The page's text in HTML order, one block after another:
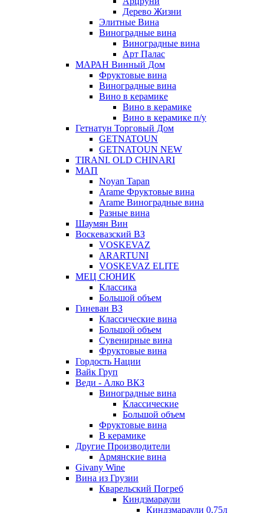
Дерево Жизни
Элитные Вина
Виноградные вина
Виноградные вина
Арт Палас
МАРАН Винный Дом
Фруктовые вина
Виноградные вина
Вино в керамике
Вино в керамике
Вино в керамике п/у
Гетнатун Торговый Дом
GETNATOUN
GETNATOUN NEW
TIRANI. OLD CHINARI
МАП
Noyan Tapan
Arame Фруктовые вина
Arame Виноградные вина
Разные вина
Шаумян Вин
Воскевазский ВЗ
VOSKEVAZ
ARARTUNI
VOSKEVAZ ELITE
МЕЦ СЮНИК
Классика
Большой объем
Гиневан ВЗ
Классические вина
Большой объем
Сувенирные вина
Фруктовые вина
Гордость Нации
Вайк Груп
Веди - Алко ВКЗ
Виноградные вина
Классические
Большой объем
Фруктовые вина
В керамике
Другие Производители
Армянские вина
Givany Wine
Вина из Грузии
Кварельский Погреб
Киндзмараули
Киндзмараули 0,75л